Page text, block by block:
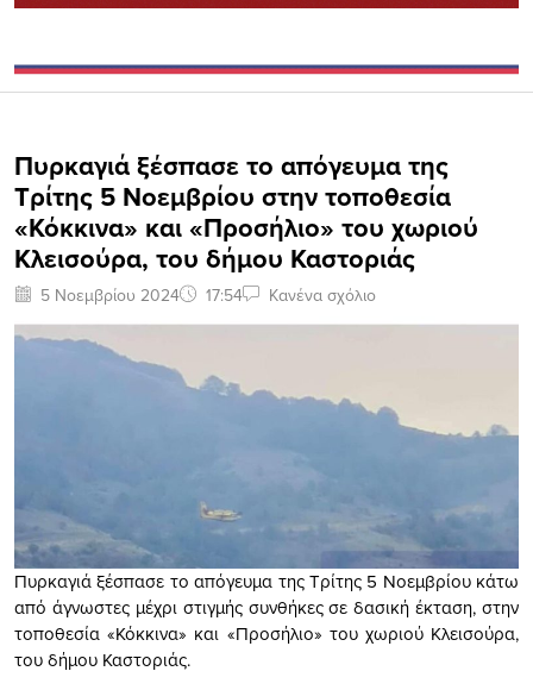
Πυρκαγιά ξέσπασε το απόγευμα της
Τρίτης 5 Νοεμβρίου στην τοποθεσία
«Κόκκινα» και «Προσήλιο» του χωριού
Κλεισούρα, του δήμου Καστοριάς
5 Νοεμβρίου 2024 17:54 Κανένα σχόλιο
Πυρκαγιά ξέσπασε το απόγευμα της Τρίτης 5 Νοεμβρίου κάτω
από άγνωστες μέχρι στιγμής συνθήκες σε δασική έκταση, στην
τοποθεσία «Κόκκινα» και «Προσήλιο» του χωριού Κλεισούρα,
του δήμου Καστοριάς.